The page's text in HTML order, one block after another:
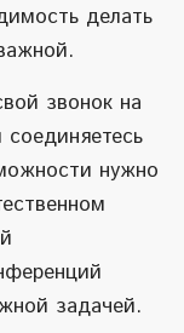
делать
звонок на
нужно
задачей.